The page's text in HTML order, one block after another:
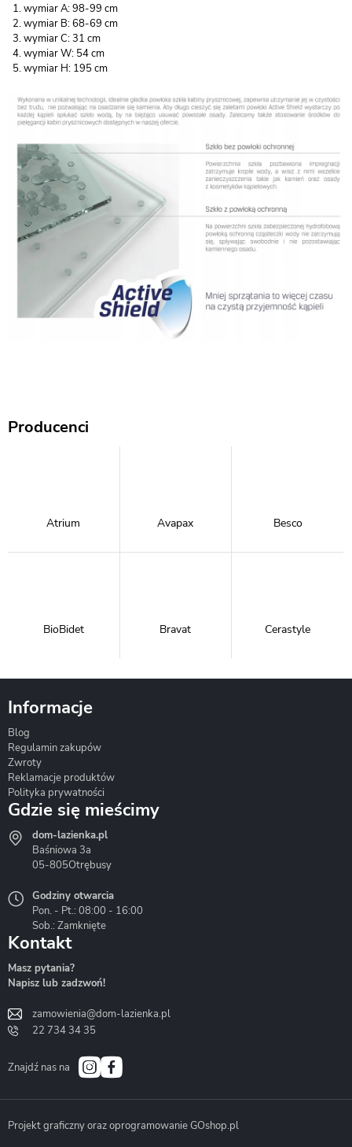
wymiar A: 98-99 cm
wymiar B: 68-69 cm
wymiar C: 31 cm
wymiar W: 54 cm
wymiar H: 195 cm
Producenci
Atrium Avapax Besco
BioBidet Bravat Cerastyle
Hydrostop
Liveno
Bath&Spa
Informacje
Blog
Regulamin zakupów
Zwroty
Reklamacje produktów
Polityka prywatności
Gdzie się mieścimy
dom-lazienka.pl
Baśniowa 3a
05-805Otrębusy
Godziny otwarcia
Pon. - Pt.: 08:00 - 16:00
Sob.: Zamknięte
Kontakt
Masz pytania?
Napisz lub zadzwoń!
zamowienia@dom-lazienka.pl
22 734 34 35
Znajdź nas na
Projekt graficzny oraz oprogramowanie GOshop.pl